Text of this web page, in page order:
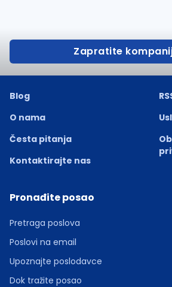
Zapratite
Blog
O nama
Česta pitanja
Kontaktirajte nas
Pronađite posao
Pretraga poslova
Poslovi na email
Upoznajte poslodavce
Dok tražite posao